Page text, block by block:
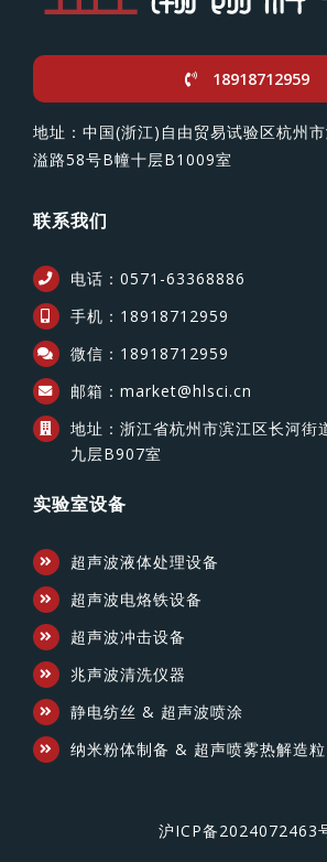
18918712959
地址：中国(浙江)自由贸易试验区杭州
溢路58号B幢十层B1009室
联系我们
电话：0571-63368886
手机：18918712959
微信：18918712959
邮箱：market@hlsci.cn
地址：浙江省杭州市滨江区长河街
九层B907室
实验室设备
超声波液体处理设备
超声波电烙铁设备
超声波冲击设备
兆声波清洗仪器
静电纺丝 & 超声波喷涂
纳米粉体制备 & 超声喷雾热解造粒
沪ICP备2024072463